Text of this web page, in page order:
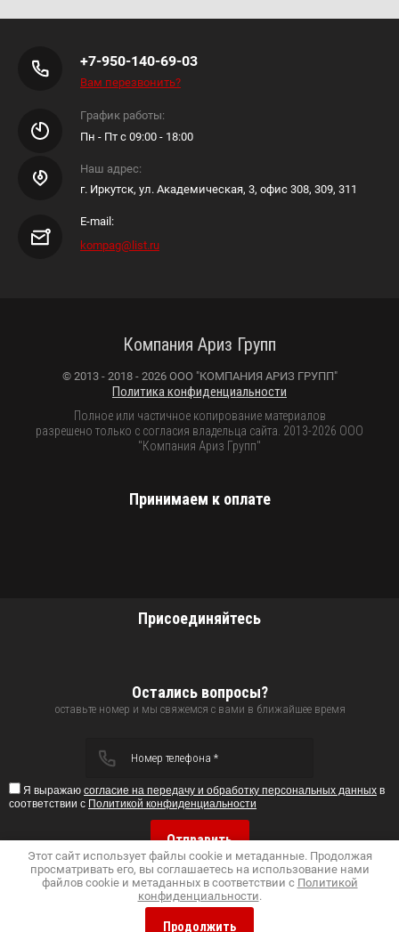
+7-950-140-69-03
Вам перезвонить?
График работы:
Пн - Пт с 09:00 - 18:00
Наш адрес:
г. Иркутск, ул. Академическая, 3, офис 308, 309, 311
E-mail:
kompag@list.ru
Компания Ариз Групп
© 2013 - 2018 - 2026 ООО "КОМПАНИЯ АРИЗ ГРУПП"
Политика конфиденциальности
Полное или частичное копирование материалов
разрешено только с согласия владельца сайта. 2013-2026 ООО
"Компания Ариз Групп"
Принимаем к оплате
Присоединяйтесь
Остались вопросы?
оставьте номер и мы свяжемся с вами в ближайшее время
Я выражаю согласие на передачу и обработку персональных данных в
соответствии с Политикой конфиденциальности
Отправить
Этот сайт использует файлы cookie и метаданные. Продолжая
просматривать его, вы соглашаетесь на использование нами
файлов cookie и метаданных в соответствии с Политикой
конфиденциальности.
Продолжить